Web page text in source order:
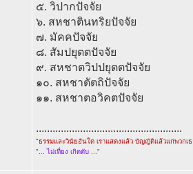
๕. วิปากปัจจัย
๖. สหชาตินทริยปัจจัย
๗. มัคคปัจจัย
๘. สัมปยุตตปัจจัย
๙. สหชาตวิปปยุตตปัจจัย
๑๐. สหชาตัตถิปัจจัย
๑๑. สหชาตอวิคตปัจจัย
.....................................................
"ธรรมและวินัยอันใด เราแสดงแล้ว บัญญัติแล้วแก่พวกเ
"... ไม่เที่ยง เกิดดับ ..."